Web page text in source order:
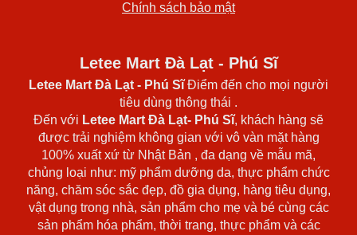
Chính sách bảo mật
Letee Mart Đà Lạt - Phú Sĩ
Letee Mart Đà Lạt - Phú SĩĐiểm đến cho mọi người
tiêu dùng thông thái .
Đến với Letee Mart Đà Lạt- Phú Sĩ, khách hàng sẽ
được trải nghiệm không gian với vô vàn mặt hàng
100% xuất xứ từ Nhật Bản , đa dạng về mẫu mã,
chủng loại như: mỹ phẩm dưỡng da, thực phẩm chức
năng, chăm sóc sắc đẹp, đồ gia dụng, hàng tiêu dụng,
vật dụng trong nhà, sản phẩm cho mẹ và bé cùng các
sản phẩm hóa phẩm, thời trang, thực phẩm và các